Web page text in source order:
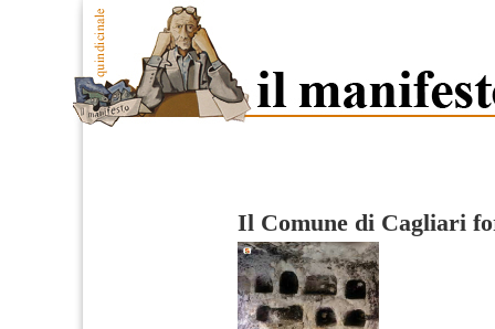
Il Comune di Cagliari